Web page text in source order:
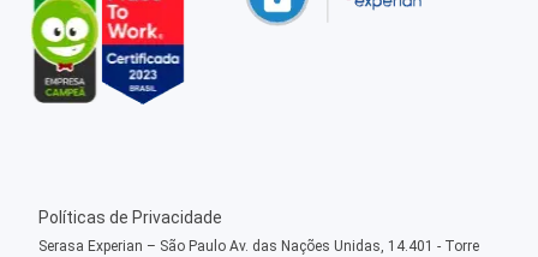
Políticas de Privacidade
Serasa Experian – São Paulo Av. das Nações Unidas, 14.401 - Torre